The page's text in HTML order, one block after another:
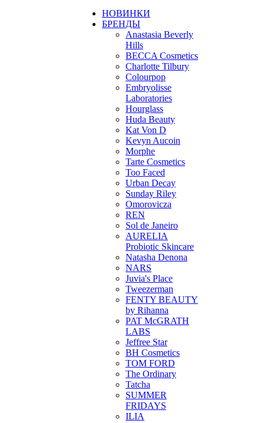
НОВИНКИ
БРЕНДЫ
Anastasia Beverly
Hills
BECCA Cosmetics
Charlotte Tilbury
Colourpop
Embryolisse
Laboratories
Hourglass
Huda Beauty
Kat Von D
Kevyn Aucoin
Morphe
Tarte Cosmetics
Too Faced
Urban Decay
Sunday Riley
Omorovicza
REN
Sol de Janeiro
AURELIA
Probiotic Skincare
Natasha Denona
NARS
Juvia's Place
Tweezerman
FENTY BEAUTY
by Rihanna
PAT McGRATH
LABS
Jeffree Star
BH Cosmetics
TOM FORD
The Ordinary
Tatcha
SUMMER
FRIDAYS
ILIA